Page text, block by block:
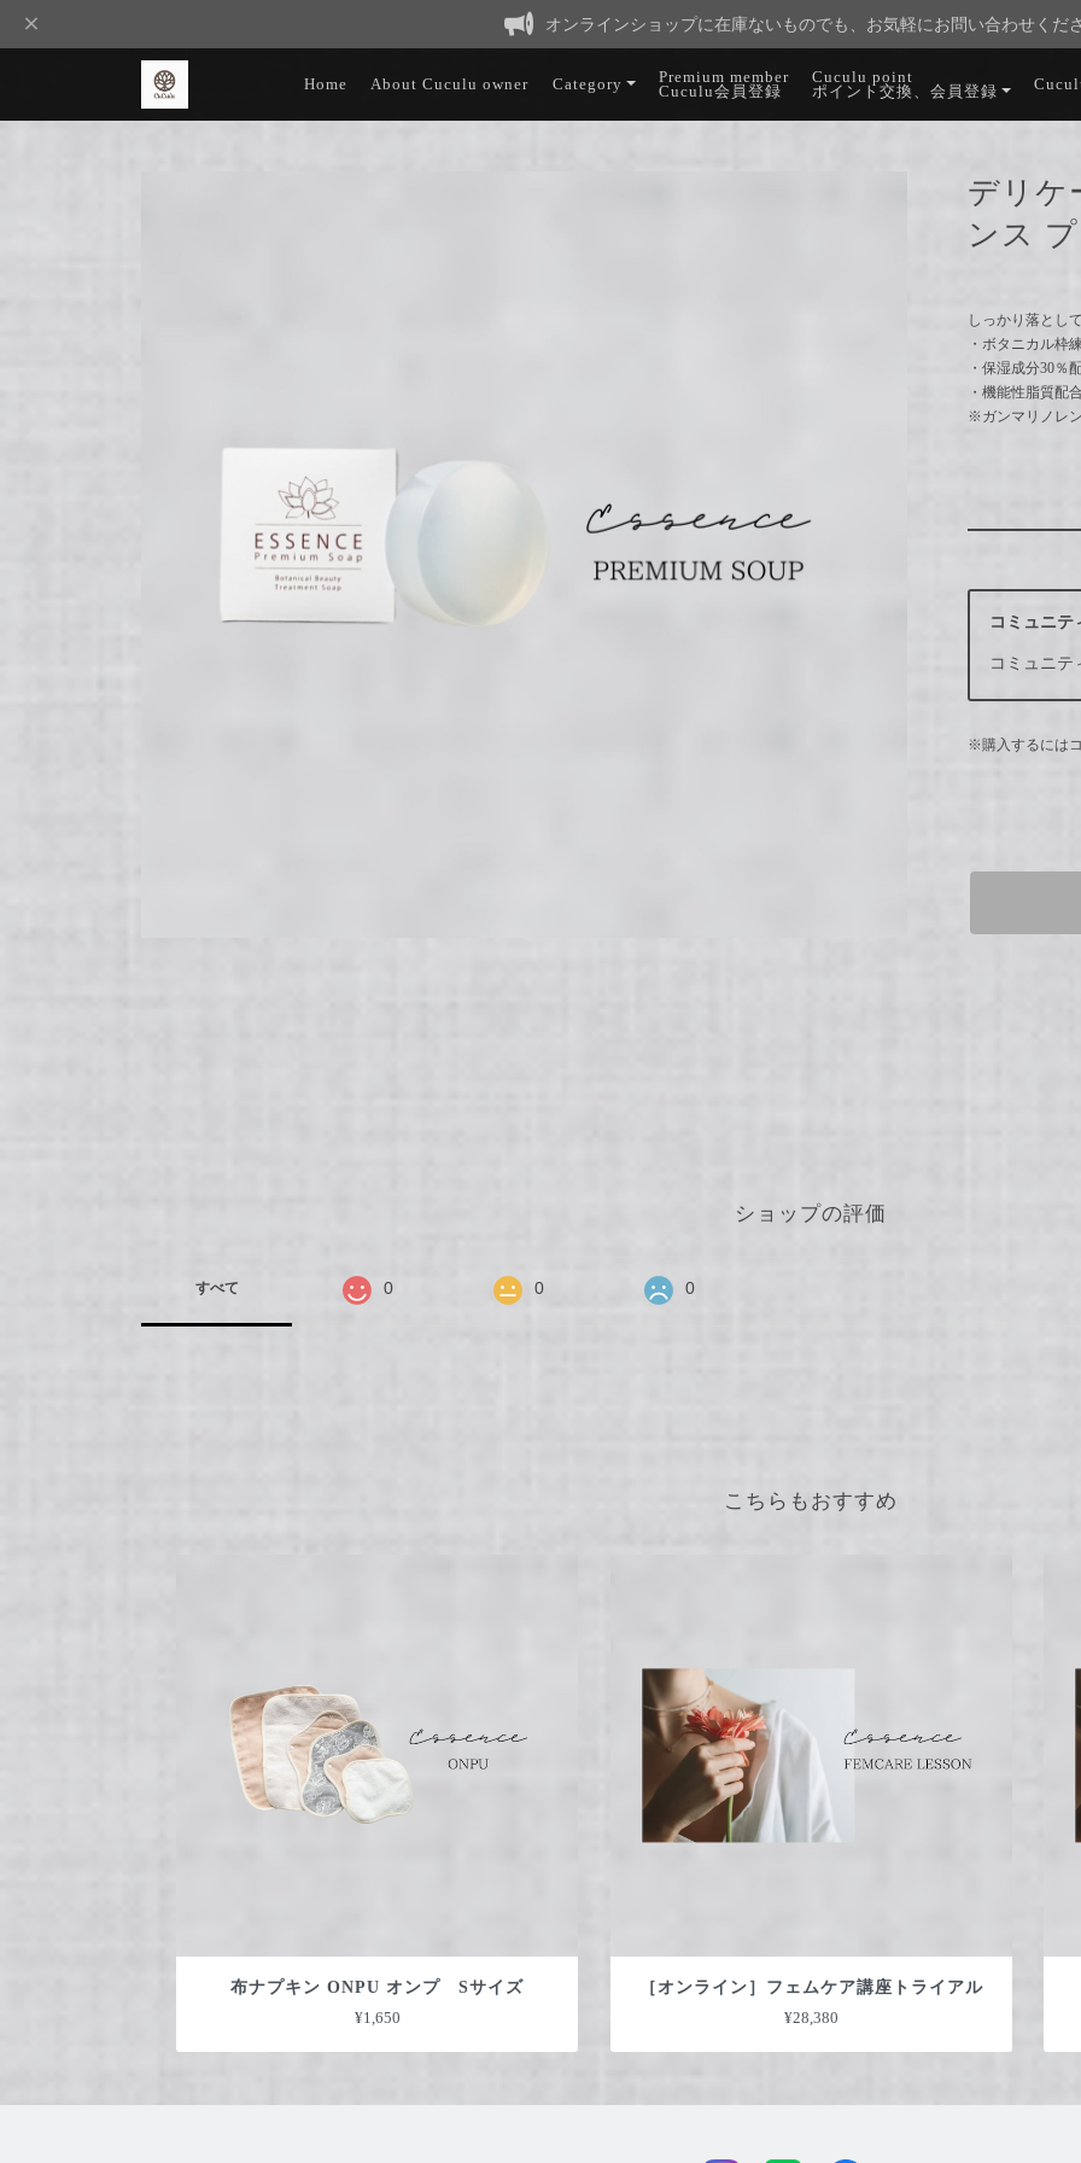
オンラインショップに在庫ないものでも、お気軽にお問い合わせくだ
Home About Cuculu owner Category
Premium member
Cuculu会員登録
Cuculu point
ポイント交換、会員登録
デリケ
ンス
しっかり落とし
・ボタニカル枠
・保湿成分30％
・機能性脂質配
※ガンマリノレ
コミュニテ
コミュニテ
※購入するには
ショップの評価
すべて 0 0 0
こちらもおすすめ
布ナプキン ONPU オンプ Sサイズ
¥1,650
［オンライン］フェムケア講座トライアル
¥28,380